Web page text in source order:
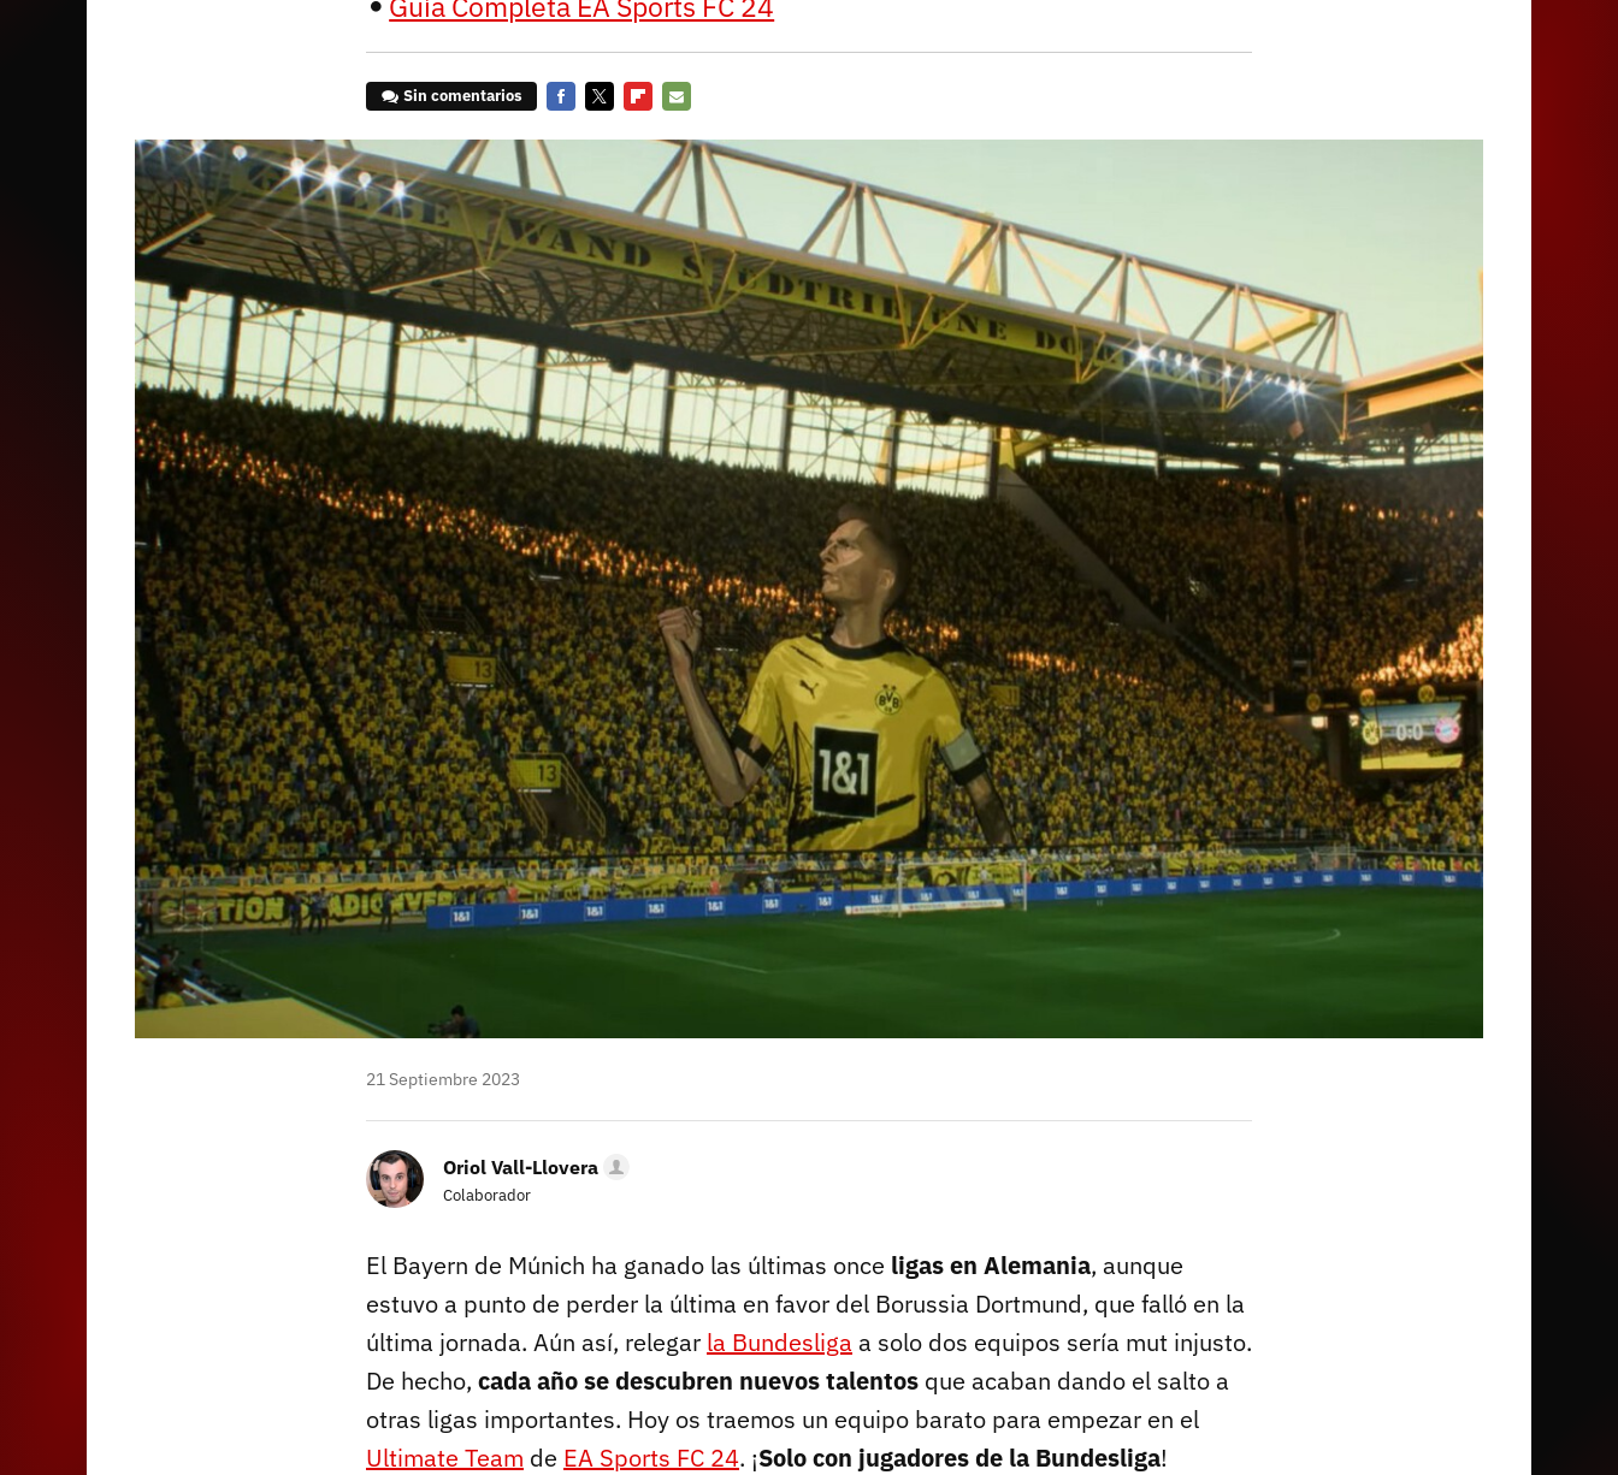
Sin comentarios
mail
21 Septiembre 2023
Oriol Vall-Llovera
Colaborador
El Bayern de Múnich ha ganado las últimas once ligas en Alemania, aunque
estuvo a punto de perder la última en favor del Borussia Dortmund, que falló en la
última jornada. Aún así, relegar la Bundesliga a solo dos equipos sería mut injusto.
De hecho, cada año se descubren nuevos talentos que acaban dando el salto a
otras ligas importantes. Hoy os traemos un equipo barato para empezar en el
Ultimate Team de EA Sports FC 24. ¡Solo con jugadores de la Bundesliga!